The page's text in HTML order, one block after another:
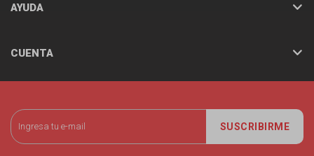
SUSCRIBIRME
AYUDA
CUENTA